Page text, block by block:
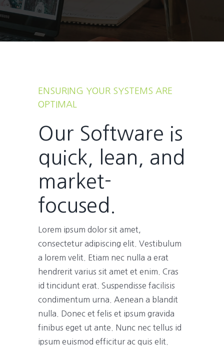
ENSURING YOUR SYSTEMS ARE
OPTIMAL
Our Software is
quick, lean, and
market-
focused.
Lorem ipsum dolor sit amet,
consectetur adipiscing elit. Vestibulum
a lorem velit. Etiam nec nulla a erat
hendrerit varius sit amet et enim. Cras
id tincidunt erat. Suspendisse facilisis
condimentum urna. Aenean a blandit
nulla. Donec et felis et ipsum gravida
finibus eget ut ante. Nunc nec tellus id
ipsum euismod efficitur ac quis elit.